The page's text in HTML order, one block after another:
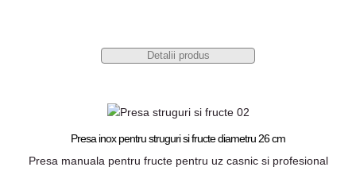
Detalii produs
Presa inox pentru struguri si fructe diametru 26 cm
Presa manuala pentru fructe pentru uz casnic si profesional